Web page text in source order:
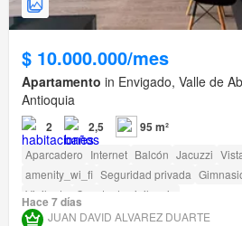
$ 10.000.000/mes
Apartamento in Envigado, Valle de
Antioquia
2 2,5 95 m²
Aparcadero Internet Balcón Jacuzzi
amenity_wi_fi Seguridad privada
Vigilante Caseta de vigilancia
Hace 7 días
JUAN DAVID ALVAREZ DUARTE